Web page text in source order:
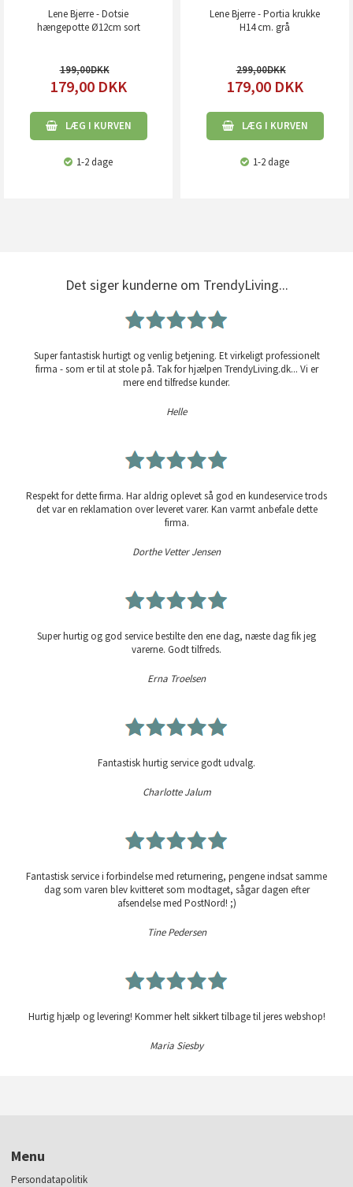
Lene Bjerre - Dotsie
hængepotte Ø12cm sort
199,00
179,00 DKK
LÆG I KURVEN
1-2 dage
Lene Bjerre - Portia krukke
H14 cm. grå
299,00
179,00 DKK
LÆG I KURVEN
1-2 dage
Det siger kunderne om TrendyLiving...
Super fantastisk hurtigt og venlig betjening. Et virkeligt professionelt
firma - som er til at stole på. Tak for hjælpen TrendyLiving.dk... Vi er
mere end tilfredse kunder.
Helle
Respekt for dette firma. Har aldrig oplevet så god en kundeservice trods
det var en reklamation over leveret varer. Kan varmt anbefale dette
firma.
Dorthe Vetter Jensen
Super hurtig og god service bestilte den ene dag, næste dag fik jeg
varerne. Godt tilfreds.
Erna Troelsen
Fantastisk hurtig service godt udvalg.
Charlotte Jalum
Fantastisk service i forbindelse med returnering, pengene indsat samme
dag som varen blev kvitteret som modtaget, sågar dagen efter
afsendelse med PostNord! ;)
Tine Pedersen
Hurtig hjælp og levering! Kommer helt sikkert tilbage til jeres webshop!
Maria Siesby
Menu
Persondatapolitik